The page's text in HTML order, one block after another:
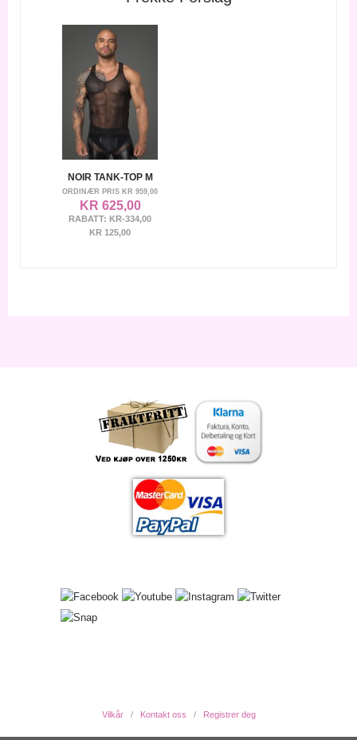
NOIR TANK-TOP M
ORDINÆR PRIS KR 959,00
KR 625,00
RABATT: KR-334,00
KR 125,00
Vilkår Kontakt oss Registrer deg